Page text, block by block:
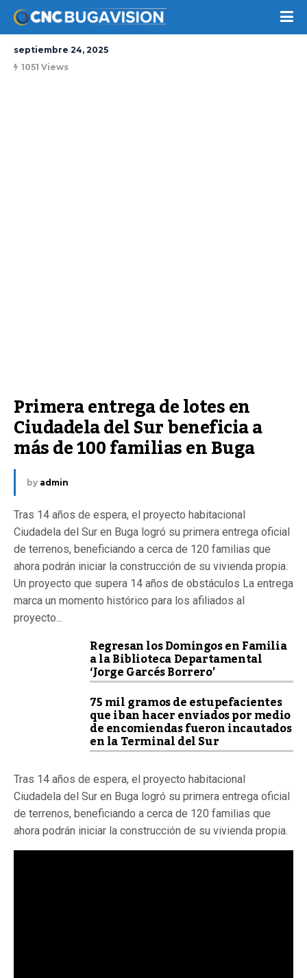
septiembre 24, 2025
1051 Views
Primera entrega de lotes en
Ciudadela del Sur beneficia a
más de 100 familias en Buga
by admin
Tras 14 años de espera, el proyecto habitacional
Ciudadela del Sur en Buga logró su primera entrega oficial
de terrenos, beneficiando a cerca de 120 familias que
ahora podrán iniciar la construcción de su vivienda propia.
Un proyecto que supera 14 años de obstáculos La entrega
marca un momento histórico para los afiliados al
proyecto...
Regresan los Domingos en Familia
a la Biblioteca Departamental
‘Jorge Garcés Borrero’
75 mil gramos de estupefacientes
que iban hacer enviados por medio
de encomiendas fueron incautados
en la Terminal del Sur
Tras 14 años de espera, el proyecto habitacional
Ciudadela del Sur en Buga logró su primera entrega oficial
de terrenos, beneficiando a cerca de 120 familias que
ahora podrán iniciar la construcción de su vivienda propia.